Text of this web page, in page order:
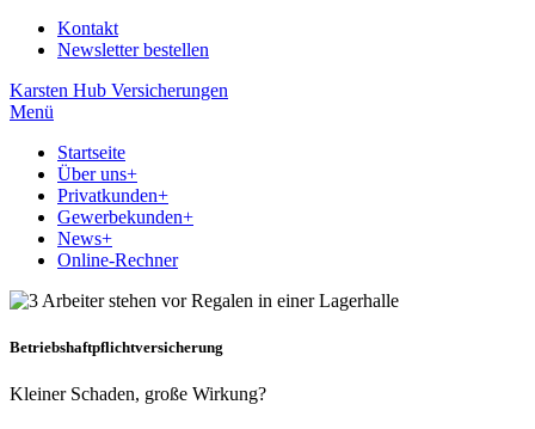
Kontakt
Newsletter bestellen
Karsten Hub Versicherungen
Menü
Startseite
Über uns+
Privatkunden+
Gewerbekunden+
News+
Online-Rechner
Betriebshaftpflichtversicherung
Kleiner Schaden, große Wirkung?